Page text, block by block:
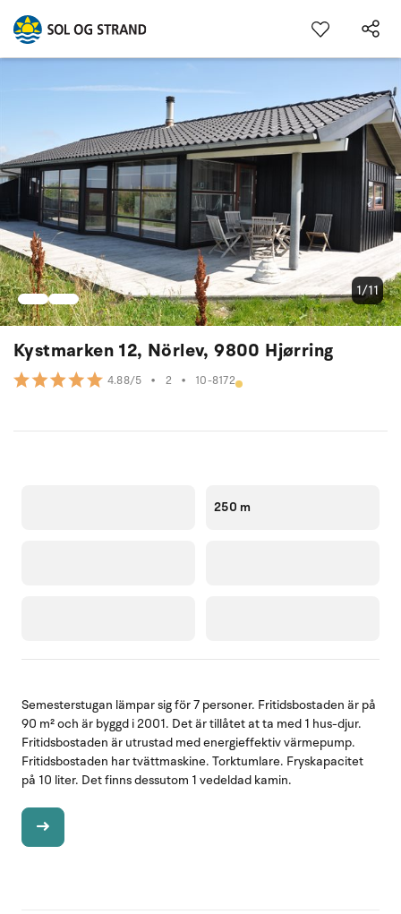
Kystmarken 12, Nörlev, 9800 Hjørring
4.88/5 • 2 • 10-8172
1/11
250 m
Semesterstugan lämpar sig för 7 personer. Fritidsbostaden är på
90 m² och är byggd i 2001. Det är tillåtet at ta med 1 hus-djur.
Fritidsbostaden är utrustad med energieffektiv värmepump.
Fritidsbostaden har tvättmaskine. Torktumlare. Fryskapacitet
på 10 liter. Det finns dessutom 1 vedeldad kamin.